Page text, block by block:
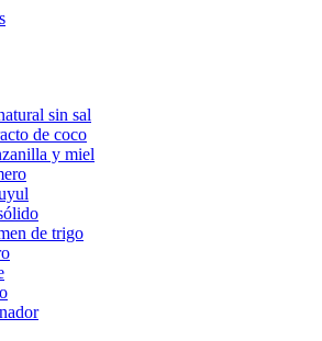
sin sal
de coco
y miel
de trigo